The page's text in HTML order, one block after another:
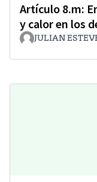
Artículo 8.m:
y calor en los
JULIAN